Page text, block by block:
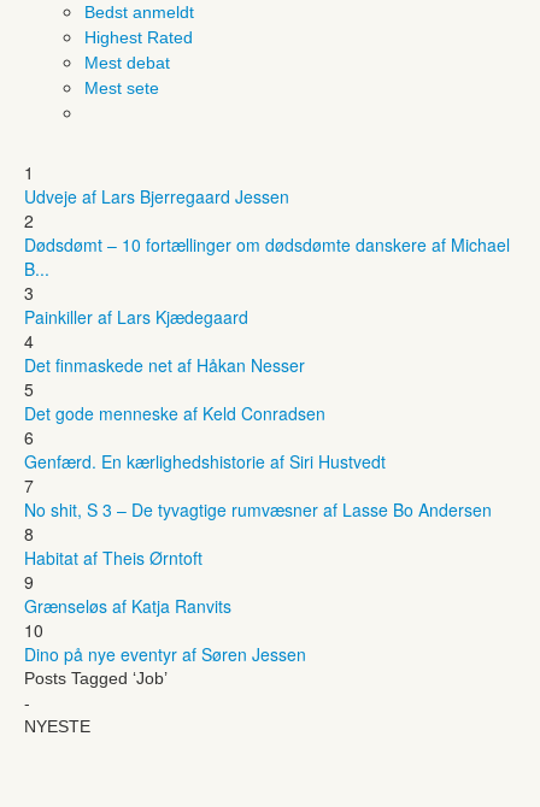
Bedst anmeldt
Highest Rated
Mest debat
Mest sete
1
Udveje af Lars Bjerregaard Jessen
2
Dødsdømt – 10 fortællinger om dødsdømte danskere af Michael
B...
3
Painkiller af Lars Kjædegaard
4
Det finmaskede net af Håkan Nesser
5
Det gode menneske af Keld Conradsen
6
Genfærd. En kærlighedshistorie af Siri Hustvedt
7
No shit, S 3 – De tyvagtige rumvæsner af Lasse Bo Andersen
8
Habitat af Theis Ørntoft
9
Grænseløs af Katja Ranvits
10
Dino på nye eventyr af Søren Jessen
Posts Tagged ‘Job’
-
NYESTE